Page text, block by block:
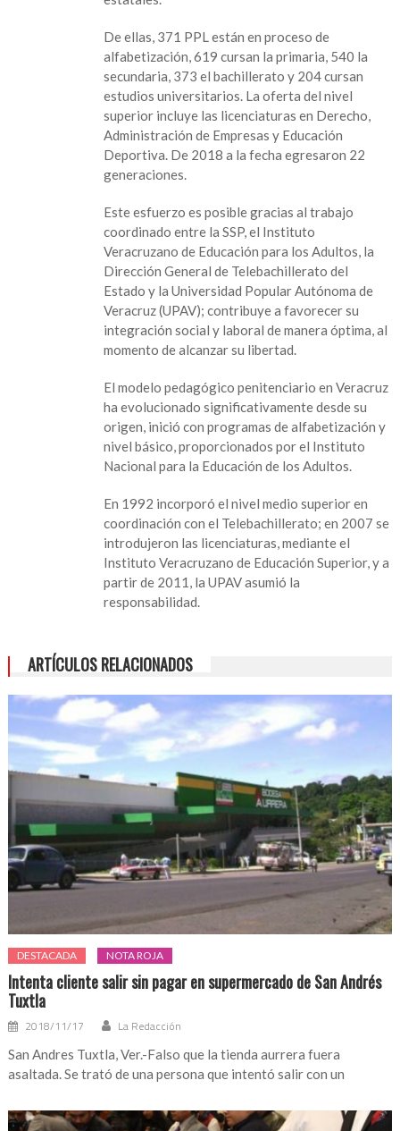
De ellas, 371 PPL están en proceso de
alfabetización, 619 cursan la primaria, 540 la
secundaria, 373 el bachillerato y 204 cursan
estudios universitarios. La oferta del nivel
superior incluye las licenciaturas en Derecho,
Administración de Empresas y Educación
Deportiva. De 2018 a la fecha egresaron 22
generaciones.
Este esfuerzo es posible gracias al trabajo
coordinado entre la SSP, el Instituto
Veracruzano de Educación para los Adultos, la
Dirección General de Telebachillerato del
Estado y la Universidad Popular Autónoma de
Veracruz (UPAV); contribuye a favorecer su
integración social y laboral de manera óptima, al
momento de alcanzar su libertad.
El modelo pedagógico penitenciario en Veracruz
ha evolucionado significativamente desde su
origen, inició con programas de alfabetización y
nivel básico, proporcionados por el Instituto
Nacional para la Educación de los Adultos.
En 1992 incorporó el nivel medio superior en
coordinación con el Telebachillerato; en 2007 se
introdujeron las licenciaturas, mediante el
Instituto Veracruzano de Educación Superior, y a
partir de 2011, la UPAV asumió la
responsabilidad.
ARTÍCULOS RELACIONADOS
DESTACADA NOTA ROJA
Intenta cliente salir sin pagar en supermercado de San Andrés
Tuxtla
2018/11/17 La Redacción
San Andres Tuxtla, Ver.-Falso que la tienda aurrera fuera
asaltada. Se trató de una persona que intentó salir con un